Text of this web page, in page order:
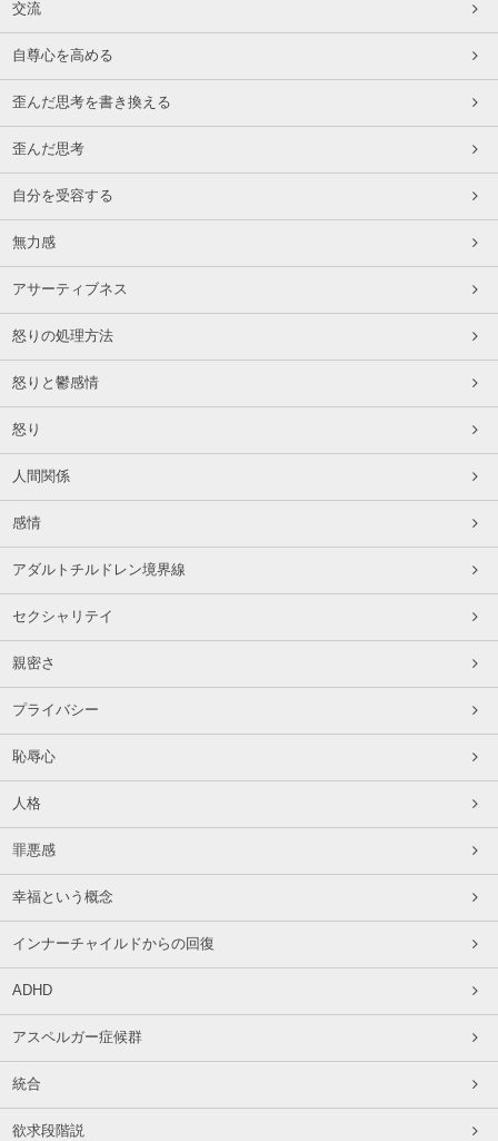
交流
自尊心を高める
歪んだ思考を書き換える
歪んだ思考
自分を受容する
無力感
アサーティブネス
怒りの処理方法
怒りと鬱感情
怒り
人間関係
感情
アダルトチルドレン境界線
セクシャリテイ
親密さ
プライバシー
恥辱心
人格
罪悪感
幸福という概念
インナーチャイルドからの回復
ADHD
アスペルガー症候群
統合
欲求段階説